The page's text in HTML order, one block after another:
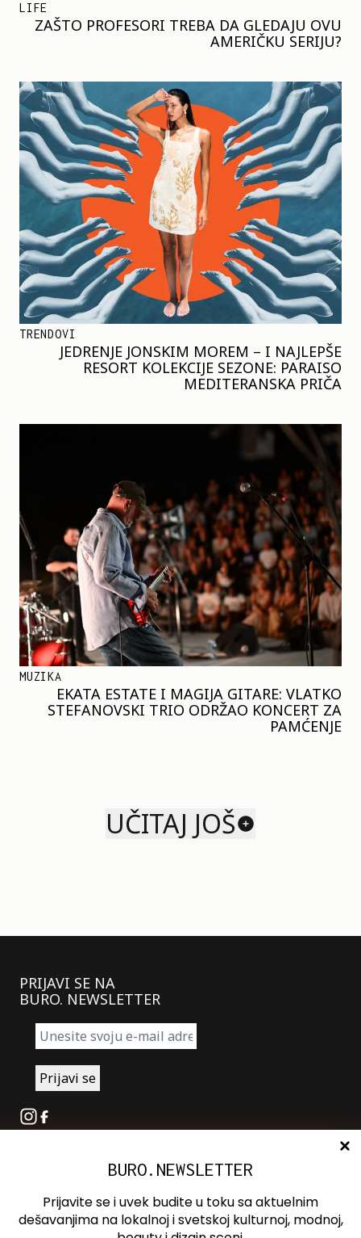
LIFE
ZAŠTO PROFESORI TREBA DA GLEDAJU OVU
AMERIČKU SERIJU?
TRENDOVI
JEDRENJE JONSKIM MOREM – I NAJLEPŠE
RESORT KOLEKCIJE SEZONE: PARAISO
MEDITERANSKA PRIČA
MUZIKA
EKATA ESTATE I MAGIJA GITARE: VLATKO
STEFANOVSKI TRIO ODRŽAO KONCERT ZA
PAMĆENJE
UČITAJ JOŠ
PRIJAVI SE NA
BURO. NEWSLETTER
Instagram
Facebook
Oglašavanje
Kontakt
BURO.NEWSLETTER
Prijavite se i uvek budite u toku sa aktuelnim
dešavanjima na lokalnoj i svetskoj kulturnoj, modnoj,